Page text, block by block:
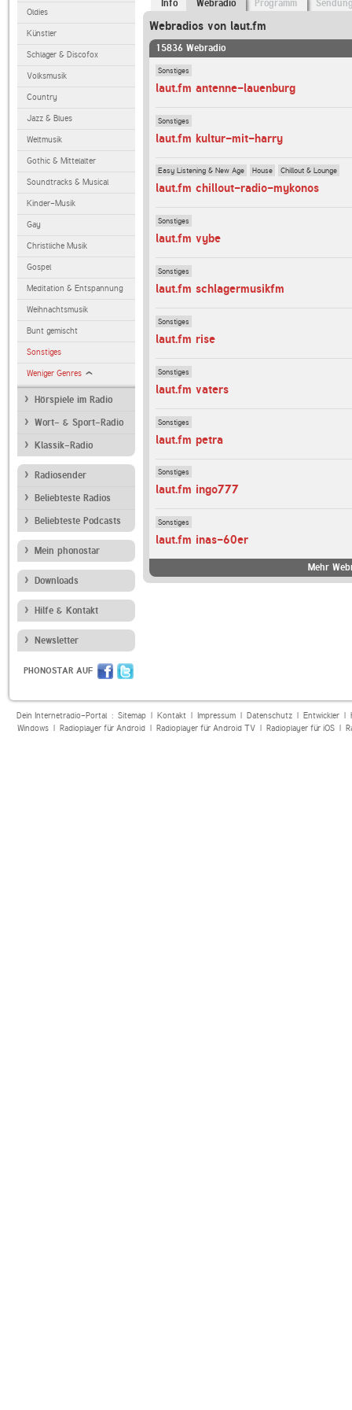
Oldies
Künstler
Schlager & Discofox
Volksmusik
Country
Jazz & Blues
Weltmusik
Gothic & Mittelalter
Soundtracks & Musical
Kinder-Musik
Gay
Christliche Musik
Gospel
Meditation & Entspannung
Weihnachtsmusik
Bunt gemischt
Sonstiges
Weniger Genres
Hörspiele im Radio
Wort- & Sport-Radio
Klassik-Radio
Radiosender
Beliebteste Radios
Beliebteste Podcasts
Mein phonostar
Downloads
Hilfe & Kontakt
Newsletter
PHONOSTAR AUF
Info Webradio Programm
Webradios von laut.fm
15836 Webradio
Sonstiges
laut.fm antenne-lauenburg
Sonstiges
laut.fm kultur-mit-harry
Easy Listening & New Age House Chillout & Lounge
laut.fm chillout-radio-mykonos
Sonstiges
laut.fm vybe
Sonstiges
laut.fm schlagermusikfm
Sonstiges
laut.fm rise
Sonstiges
laut.fm vaters
Sonstiges
laut.fm petra
Sonstiges
laut.fm ingo777
Sonstiges
laut.fm inas-60er
Mehr
Dein Internetradio-Portal : Sitemap| Kontakt| Impressum| Datenschutz| Entwickler|
Windows| Radioplayer für Android| Radioplayer für Android TV| Radioplayer für iOS|